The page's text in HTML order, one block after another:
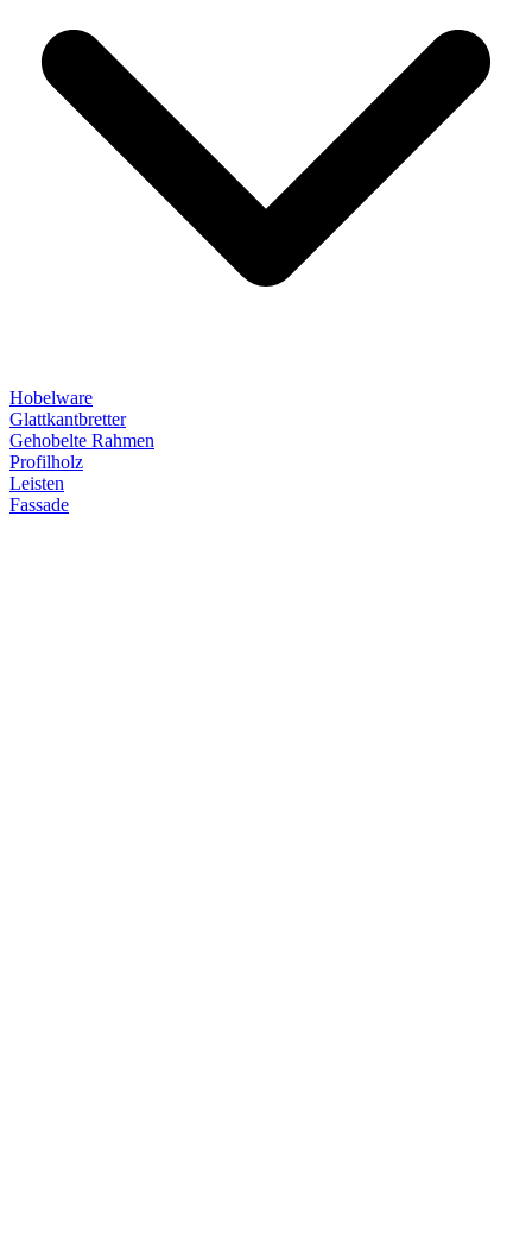
Hobelware
Glattkantbretter
Gehobelte Rahmen
Profilholz
Leisten
Fassade